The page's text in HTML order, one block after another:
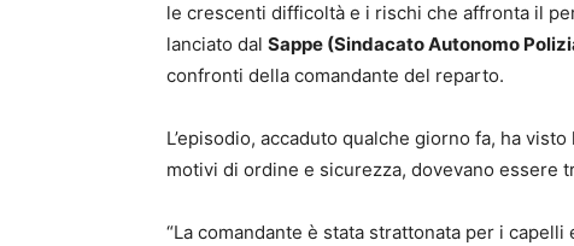
le crescenti difficoltà e i rischi che affronta il
lanciato dal Sappe (Sindacato Autonomo
confronti della comandante del reparto.
L’episodio, accaduto qualche giorno fa, ha
motivi di ordine e sicurezza, dovevano essere
“La comandante è stata strattonata per i